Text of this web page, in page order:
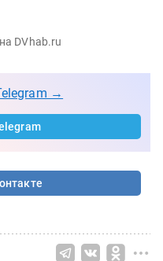
DVhab.ru
→